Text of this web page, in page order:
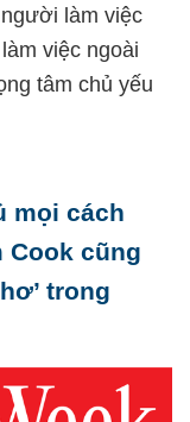
làm việc
việc ngoài
tâm chủ yếu
mọi cách
Cook cũng
trong